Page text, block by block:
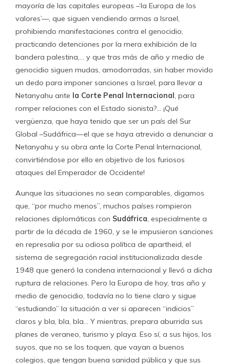
mayoría de las capitales europeas –‘la Europa de los
valores’—, que siguen vendiendo armas a Israel,
prohibiendo manifestaciones contra el genocidio,
practicando detenciones por la mera exhibición de la
bandera palestina,… y que tras más de año y medio de
genocidio siguen mudas, amodorradas, sin haber movido
un dedo para imponer sanciones a Israel, para llevar a
Netanyahu ante la Corte Penal Internacional, para
romper relaciones con el Estado sionista?… ¡Qué
vergüenza, que haya tenido que ser un país del Sur
Global –Sudáfrica—el que se haya atrevido a denunciar a
Netanyahu y su obra ante la Corte Penal Internacional,
convirtiéndose por ello en objetivo de los furiosos
ataques del Emperador de Occidente!
Aunque las situaciones no sean comparables, digamos
que, “por mucho menos”, muchos países rompieron
relaciones diplomáticas con Sudáfrica, especialmente a
partir de la década de 1960, y se le impusieron sanciones
en represalia por su odiosa política de apartheid, el
sistema de segregación racial institucionalizada desde
1948 que generó la condena internacional y llevó a dicha
ruptura de relaciones. Pero la Europa de hoy, tras año y
medio de genocidio, todavía no lo tiene claro y sigue
“estudiando” la situación a ver si aparecen “indicios”
claros y bla, bla, bla… Y mientras, prepara aburrida sus
planes de veraneo, turismo y playa. Eso sí, a sus hijos, los
suyos, que no se los toquen, que vayan a buenos
colegios, que tengan buena sanidad pública y que sus